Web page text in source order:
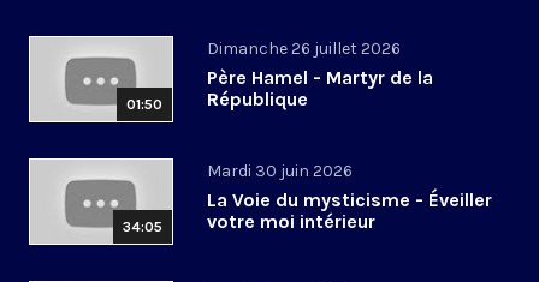
01:50
Dimanche 26 juillet 2026
Père Hamel - Martyr de la
République
34:05
Mardi 30 juin 2026
La Voie du mysticisme - Éveiller
votre moi intérieur